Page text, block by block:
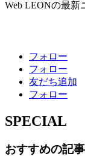
Web LEONの最新
フォロー
フォロー
友だち追加
フォロー
SPECIAL
おすすめの記事